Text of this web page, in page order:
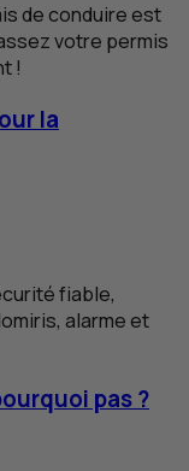
de conduire est
votre permis
!
la
fiable,
alarme et
pas ?